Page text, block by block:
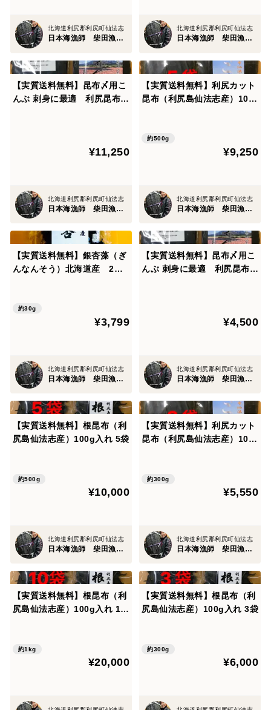
北海道利尻郡利尻町仙法志
日本海漁師 柴田漁業部
北海道利尻郡利尻町仙法志
日本海漁師 柴田漁業部
【実質送料無料】昆布〆用こ
んぶ 刺身に最適 利尻昆布
¥11,250
北海道利尻郡利尻町仙法志
日本海漁師 柴田漁業部
【実質送料無料】利尻カット
昆布（利尻島仙法志産）100
約500g
¥9,250
北海道利尻郡利尻町仙法志
日本海漁師 柴田漁業部
【実質送料無料】銀杏藻（ぎ
んなんそう）北海道産 2袋6
約30g
¥3,799
北海道利尻郡利尻町仙法志
日本海漁師 柴田漁業部
【実質送料無料】昆布〆用こ
んぶ 刺身に最適 利尻昆布
¥4,500
北海道利尻郡利尻町仙法志
日本海漁師 柴田漁業部
【実質送料無料】根昆布（利
尻島仙法志産）100g入れ 5袋
約500g
¥10,000
北海道利尻郡利尻町仙法志
日本海漁師 柴田漁業部
【実質送料無料】利尻カット
昆布（利尻島仙法志産）100
約300g
¥5,550
北海道利尻郡利尻町仙法志
日本海漁師 柴田漁業部
【実質送料無料】根昆布（利
尻島仙法志産）100g入れ 10
約1kg
¥20,000
【実質送料無料】根昆布（利
尻島仙法志産）100g入れ 3袋
約300g
¥6,000